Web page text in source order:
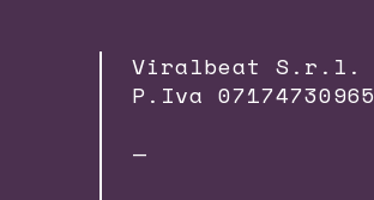
Viralbeat S.r.l.
P.Iva 07174730965
—